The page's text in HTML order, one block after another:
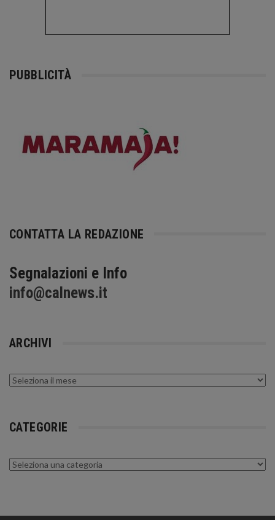
PUBBLICITÀ
CONTATTA LA REDAZIONE
Segnalazioni e Info
info@calnews.it
ARCHIVI
Archivi
CATEGORIE
Categorie